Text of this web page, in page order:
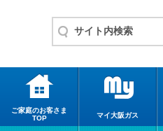
ご家庭のお客さま
TOP
マイ大阪ガス